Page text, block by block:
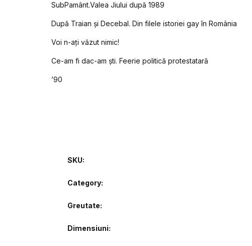
SubPamânt.Valea Jiului după 1989
După Traian și Decebal. Din filele istoriei gay în România
Voi n-ați văzut nimic!
Ce-am fi dac-am ști. Feerie politică protestatară
’90
SKU:
Category:
Greutate
Dimensiuni